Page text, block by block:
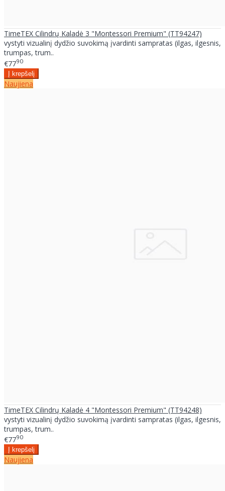
TimeTEX Cilindrų Kaladė 3 "Montessori Premium" (TT94247)
vystyti vizualinį dydžio suvokimą įvardinti sampratas (ilgas, ilgesnis,
trumpas, trum..
€7790
Naujiena
TimeTEX Cilindrų Kaladė 4 "Montessori Premium" (TT94248)
vystyti vizualinį dydžio suvokimą įvardinti sampratas (ilgas, ilgesnis,
trumpas, trum..
€7790
Naujiena